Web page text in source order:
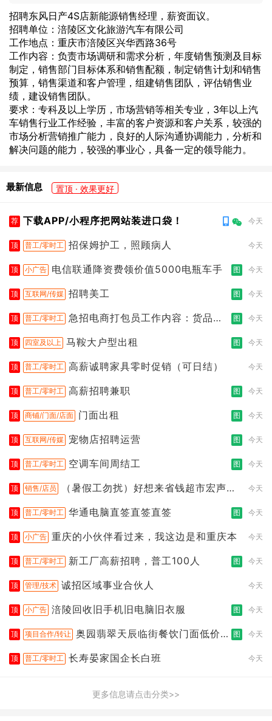
招聘东风日产4S店新能源销售经理，薪资面议。
招聘单位：涪陵区文化旅游汽车有限公司
工作地点：重庆市涪陵区兴华西路36号
工作内容：负责市场调研和需求分析，年度销售预测及目标
制定，销售部门目标体系和销售配额，制定销售计划和销售
预算，销售渠道和客户管理，组建销售团队，评估销售业
绩，建设销售团队。
要求：专科及以上学历，市场营销等相关专业，3年以上汽
车销售行业工作经验，丰富的客户资源和客户关系，较强的
市场分析营销推广能力，良好的人际沟通协调能力，分析和
解决问题的能力，较强的事业心，具备一定的领导能力。
最新信息 置顶 · 效果更好
荐 下载APP/小程序把网站装进口袋！ 今天
顶 普工/零时工 招保姆护工，照顾病人 今天
顶 小广告 电信联通降资费领价值5000电瓶车手 图 今天
顶 互联网/传媒 招聘美工 图 今天
顶 普工/零时工 急招电商打包员工作内容：货品分
图 今天
顶 四室及以上 马鞍大户型出租 图 今天
顶 普工/零时工 高薪诚聘家具零时促销（可日结） 今天
顶 普工/零时工 高薪招聘兼职 图 今天
顶 商铺/门面/店面 门面出租 图 今天
顶 互联网/传媒 宠物店招聘运营 图 今天
顶 普工/零时工 空调车间周结工 图 今天
顶 销售/店员
（暑假工勿扰）好想来省钱超市宏声桥
今天
顶 普工/零时工 华通电脑直签直签直签 图 今天
顶 小广告 重庆的小伙伴看过来，我这边是和重庆本 今天
顶 普工/零时工 新工厂高薪招聘，普工100人 图 今天
顶 管理/技术 诚招区域事业合伙人 今天
顶 小广告 涪陵回收旧手机旧电脑旧衣服 图 今天
顶 项目合作/转让 奥园翡翠天辰临街餐饮门面低价转
图 今天
顶 普工/零时工 长寿晏家国企长白班 今天
更多信息请点击分类>>